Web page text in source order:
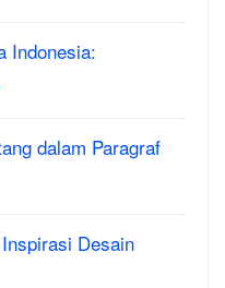
Indonesia:
dalam Paragraf
Desain